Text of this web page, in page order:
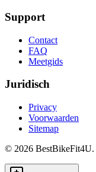
Support
Contact
FAQ
Meetgids
Juridisch
Privacy
Voorwaarden
Sitemap
© 2026 BestBikeFit4U.